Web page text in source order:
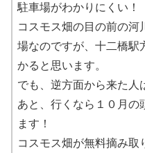
駐車場がわかりにくい！
コスモス畑の目の前の河
場なのですが、十二橋駅
かると思います。
でも、逆方面から来た人
あと、行くなら１０月の
ます！
コスモス畑が無料摘み取